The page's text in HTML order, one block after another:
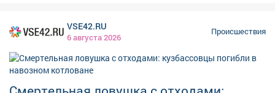
учащихся трех школ Ленинского районав возрасте от
12 до 14 лет – сообщает ГУ МВД по Кузбассу. В ходе
рейда инспекторы ГИБДД отстранили 13-летнего
водителя от управления. Мототехника принадлежала
его 37-летнему отцу, работающему водителем
VSE42.RU
6 августа 2026
Происшествия